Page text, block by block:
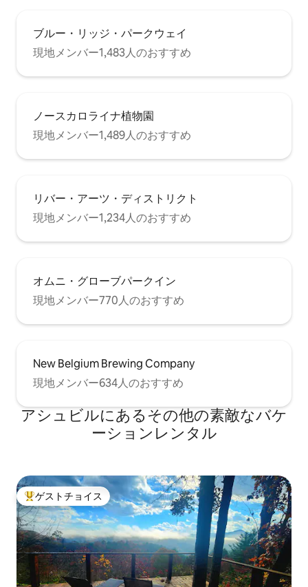
ブルー・リッジ・パークウェイ
現地メンバー1,483人のおすすめ
ノースカロライナ植物園
現地メンバー1,489人のおすすめ
リバー・アーツ・ディストリクト
現地メンバー1,234人のおすすめ
オムニ・グローブパークイン
現地メンバー770人のおすすめ
New Belgium Brewing Company
現地メンバー634人のおすすめ
アシュビルにあるその他の素敵なバケ
ーションレンタル
大好評のゲストチョイスです。
ゲストチョイス